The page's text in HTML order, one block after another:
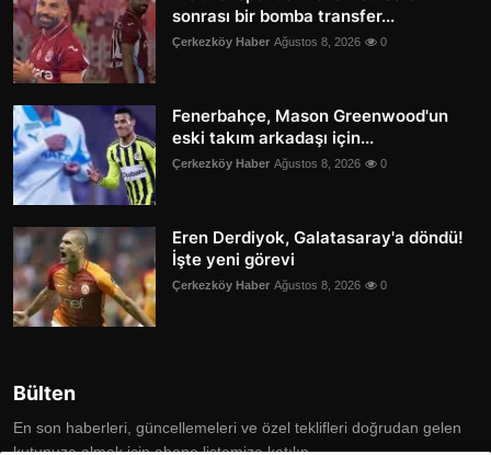
sonrası bir bomba transfer...
Çerkezköy Haber Ağustos 8, 2026 0
Fenerbahçe, Mason Greenwood'un
eski takım arkadaşı için...
Çerkezköy Haber Ağustos 8, 2026 0
Eren Derdiyok, Galatasaray'a döndü!
İşte yeni görevi
Çerkezköy Haber Ağustos 8, 2026 0
Bülten
En son haberleri, güncellemeleri ve özel teklifleri doğrudan gelen